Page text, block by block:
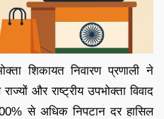
शिकायत निवारण प्रणाली ने
और राष्ट्रीय उपभोक्ता विवाद
से अधिक निपटान दर हासिल